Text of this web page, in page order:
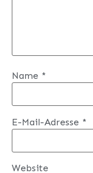
Name *
E-Mail-Adresse *
Website